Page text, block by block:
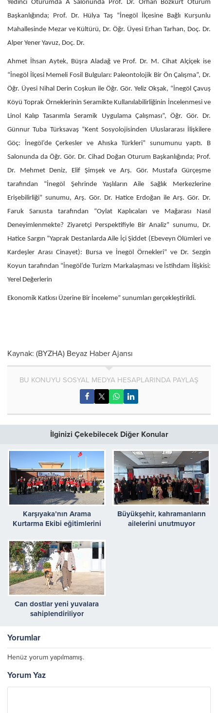
Yedinci Oturumda A Salonunda Prof. Dr. Orhan Bozkurt Oturum
Başkanlığında; Prof. Dr. Hülya Taş “İnegöl İlçesine Bağlı Kurşunlu
Mahallesinde Mezar ve Kültürü, Dr. Öğr. Üyesi Erhan Tarhan, Doç. Dr.
Alper Yener Yavuz, Doç. Dr.
Ahmet İhsan Aytek, Büşra Aladağ ve Prof. Dr. M. Cihat Alçiçek ise
“İnegöl İlçesi Memeli Fosil Bulguları: Paleontolojik Bir Ön Çalışma”, Dr.
Öğr. Üyesi Nihal Derin Coşkun ile Öğr. Gör. Yeliz Okşak, “İnegöl Çavuş
Köyü Toprak Örneklerinin Seramikte Kullanılabilirliğinin İncelenmesi ve
Linol Kalıp Tasarımla Seramik Uygulama Çalışması”, Öğr. Gör. Dr.
Günnur Tuba Türksavaş “Kent Sosyolojisinden Uluslararası İlişkilere
Göç: İnegöl’de Çerkesler ve Ahıska Türkleri” sunumunu yaptı. B
Salonunda da Öğr. Gör. Dr. Cihad Doğan Oturum Başkanlığında; Prof.
Dr. Mehmet Deniz, Elif Şimşek ve Arş. Gör. Mustafa Gürçeşme
tarafından “İnegöl Şehrinde Yaşlıların Aile Sağlık Merkezlerine
Erişebilirliği” sunumu, Arş. Gör. Dr. Hatice Erdoğan ile Arş. Gör. Dr.
Faruk Sarıusta tarafından “Oylat Kaplıcaları ve Mağarası Nasıl
Deneyimlenmekte? Ziyaretçi Perspektifiyle Bir Analiz” sunumu, Dr.
Hatice Sargın “Yaprak Destanlarda Aile İçi Şiddet (Ebeveyn Ölümleri ve
Kardeşler Arası Cinayet): Bursa ve İnegöl Örnekleri” ve Dr. Sezgin
Koyun tarafından “İnegöl’de Turizm Markalaşması ve İstihdam İlişkisi:
Yerel Değerlerin
Ekonomik Katkısı Üzerine Bir İnceleme” sunumları gerçekleştirildi.
Kaynak: (BYZHA) Beyaz Haber Ajansı
BU KONUYU SOSYAL MEDYA HESAPLARINDA PAYLAŞ
İlginizi Çekebilecek Diğer Konular
Karşıyaka’nın Arama
Kurtarma Ekibi eğitimlerini
Büyükşehir, kahramanların
ailelerini unutmuyor
Can dostlar yeni yuvalara
sahiplendiriliyor
Yorumlar
Henüz yorum yapılmamış.
Yorum Yaz